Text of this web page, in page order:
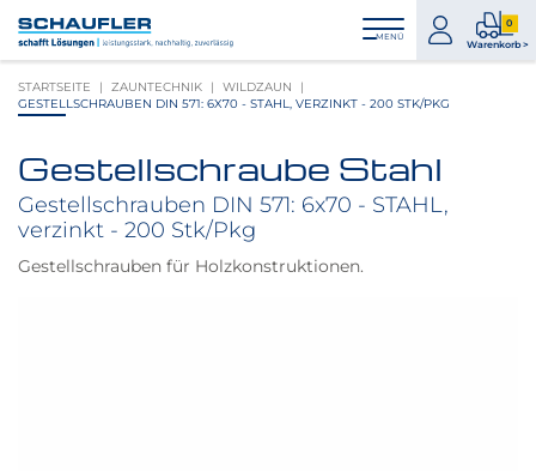
Inhalt
Hauptnavigation
Footernavigation
Logo
Schaufler
verlinkt
zur
MENÜ
zum
Konto
0
Warenkorb >
0
STARTSEITE ZAUNTECHNIK
WILDZAUN
GESTELLSCHRAUBEN DIN 571: 6X70 - STAHL, VERZINKT - 200 STK/PKG
Produktbilder
Gestellschraube Stahl
Gestellschrauben DIN 571: 6x70 - STAHL,
verzinkt - 200 Stk/Pkg
Gestellschrauben für Holzkonstruktionen.